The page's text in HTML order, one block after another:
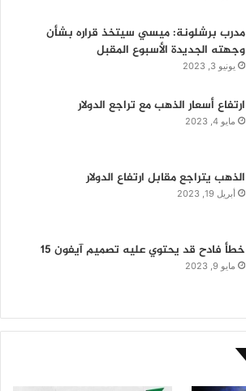
مدرب برشلونة: ميسي سيتخذ قراره بشأن
وجهته الجديدة الأسبوع المقبل
يونيو 3, 2023
ارتفاع أسعار الذهب مع تراجع الدولار
مايو 4, 2023
الذهب يتراجع مقابل ارتفاع الدولار
أبريل 19, 2023
خطأ فادح قد يحتوي عليه تصميم آيفون 15
مايو 9, 2023